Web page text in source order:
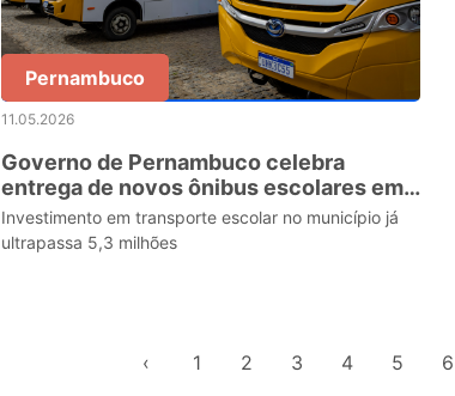
Pernambuco
11.05.2026
Governo de Pernambuco celebra
entrega de novos ônibus escolares em
São Vicente Férrer
Investimento em transporte escolar no município já
ultrapassa 5,3 milhões
‹ 1 2 3 4 5 6